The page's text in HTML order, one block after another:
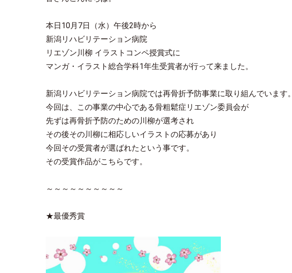
本日10月7日（水）午後2時から
新潟リハビリテーション病院
リエゾン川柳 イラストコンペ授賞式に
マンガ・イラスト総合学科1年生受賞者が行って来ました。
新潟リハビリテーション病院では再骨折予防事業に取り組んでいます。
今回は、この事業の中心である骨粗鬆症リエゾン委員会が
先ずは再骨折予防のための川柳が選考され
その後その川柳に相応しいイラストの応募があり
今回その受賞者が選ばれたという事です。
その受賞作品がこちらです。
～～～～～～～～～～
★最優秀賞